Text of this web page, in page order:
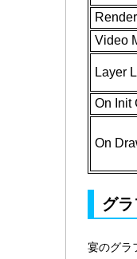
Video
Layer
On Init
On
グ
宴のグラ